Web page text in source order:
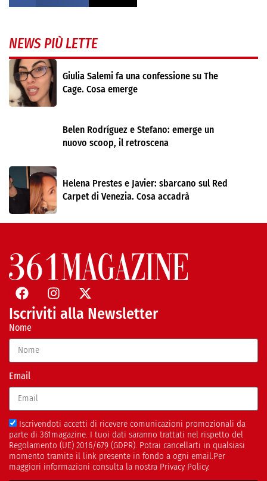
NEWS PIÙ LETTE
Giulia Salemi fa una confessione su The
Cage. Cosa emerge
Belen Rodríguez e Stefano: emerge un
nuovo scoop, il retroscena
Helena Prestes e Javier: sbarcano sul Red
Carpet di Venezia. Cosa accadrà
Iscriviti alla Newsletter
Nome
Email
Iscrivendoti accetti di ricevere comunicazioni promozionali da
parte di 361magazine. I tuoi dati saranno trattati nel rispetto del
Regolamento (UE) 2016/679 (GDPR). Potrai cancellarti in qualsiasi
momento tramite il link presente in fondo a ogni email.Per
maggiori informazioni consulta la nostra Privacy Policy.